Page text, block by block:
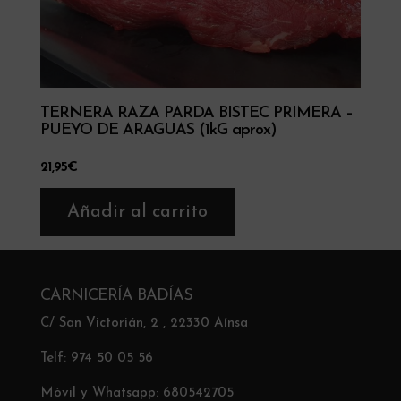
TERNERA RAZA PARDA BISTEC PRIMERA –
PUEYO DE ARAGUAS (1kG aprox)
21,95€
Añadir al carrito
CARNICERÍA BADÍAS
C/ San Victorián, 2 , 22330 Aínsa
Telf: 974 50 05 56
Móvil y Whatsapp: 680542705